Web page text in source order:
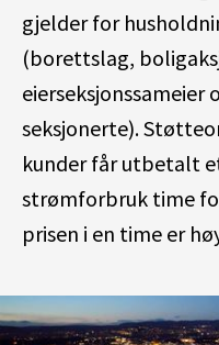
gjelder for
(borettslag,
eierseksjonssameier
seksjonerte).
kunder får utbetalt
strømforbruk time
prisen i en time er